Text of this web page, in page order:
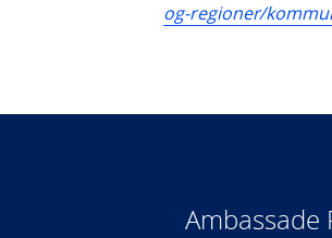
og-regioner/
Ambassade